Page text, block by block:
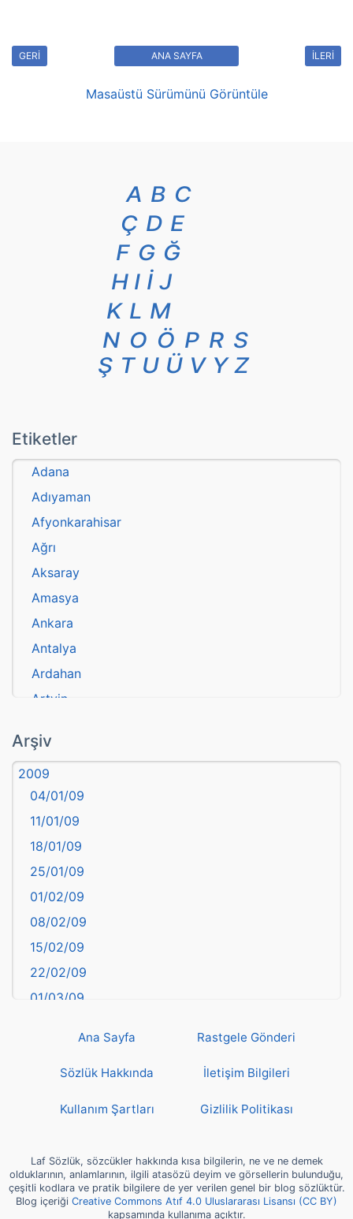
GERİ İLERİ
ANA SAYFA
Masaüstü Sürümünü Görüntüle
A B C
Ç D E
F G Ğ
H I İ J
K L M
N O Ö P R S
Ş T U Ü V Y Z
Etiketler
Adana
Adıyaman
Afyonkarahisar
Ağrı
Aksaray
Amasya
Ankara
Antalya
Ardahan
Artvin
Aydın
Balıkesir
Bartın
başkentler
Batman
Bayburt
Bilecik
Bingöl
Bitlis
Bolu
Burdur
Çankırı
Çorum
deyim
Diyarbakır
Dünya Haritasında Türkiye
Arşiv
2009
04/01/09
11/01/09
18/01/09
25/01/09
01/02/09
08/02/09
15/02/09
22/02/09
01/03/09
22/03/09
19/04/09
26/04/09
Ana Sayfa Rastgele Gönderi
Sözlük Hakkında İletişim Bilgileri
Kullanım Şartları Gizlilik Politikası
Laf Sözlük, sözcükler hakkında kısa bilgilerin, ne ve ne demek
olduklarının, anlamlarının, ilgili atasözü deyim ve görsellerin bulunduğu,
çeşitli kodlara ve pratik bilgilere de yer verilen genel bir blog sözlüktür.
Blog içeriği Creative Commons Atıf 4.0 Uluslararası Lisansı (CC BY)
kapsamında kullanıma açıktır.